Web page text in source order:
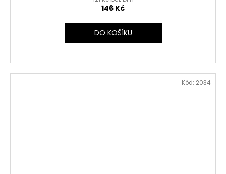
146 Kč
DO KOŠÍKU
Kód: 2034